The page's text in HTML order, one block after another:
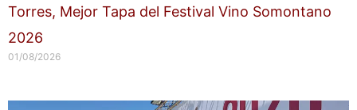
Torres, Mejor Tapa del Festival Vino Somontano
2026
01/08/2026